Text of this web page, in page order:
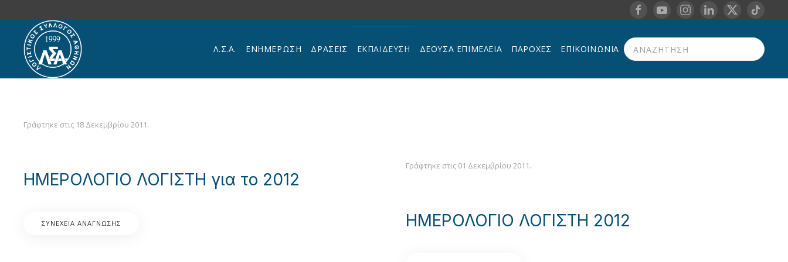
Skip to main content
Λ.Σ.Α. ΕΝΗΜΕΡΩΣΗ ΔΡΑΣΕΙΣ ΕΚΠΑΊΔΕΥΣΗ ΔΕΟΥΣΑ ΕΠΙΜΕΛΕΙΑ ΠΑΡΟΧΈΣ
ΕΠΙΚΟΙΝΩΝΊΑ
Γράφτηκε στις 18 Δεκεμβρίου 2011.
ΗΜΕΡΟΛΟΓΙΟ ΛΟΓΙΣΤΗ για το 2012
ΣΥΝΈΧΕΙΑ ΑΝΆΓΝΩΣΗΣ
Γράφτηκε στις 01 Δεκεμβρίου 2011.
ΗΜΕΡΟΛΟΓΙΟ ΛΟΓΙΣΤΗ 2012